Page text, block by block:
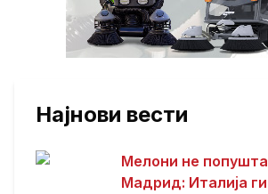
Најнови вести
Мелони не
Мадрид: Италија